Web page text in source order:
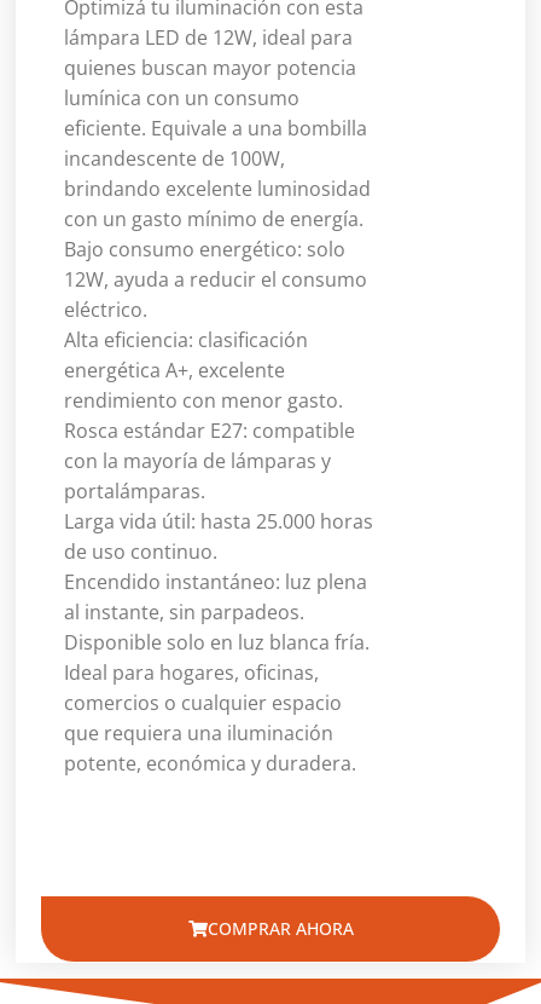
Optimizá tu iluminación con esta
lámpara LED de 12W, ideal para
quienes buscan mayor potencia
lumínica con un consumo
eficiente. Equivale a una bombilla
incandescente de 100W,
brindando excelente luminosidad
con un gasto mínimo de energía.
Bajo consumo energético: solo
12W, ayuda a reducir el consumo
eléctrico.
Alta eficiencia: clasificación
energética A+, excelente
rendimiento con menor gasto.
Rosca estándar E27: compatible
con la mayoría de lámparas y
portalámparas.
Larga vida útil: hasta 25.000 horas
de uso continuo.
Encendido instantáneo: luz plena
al instante, sin parpadeos.
Disponible solo en luz blanca fría.
Ideal para hogares, oficinas,
comercios o cualquier espacio
que requiera una iluminación
potente, económica y duradera.
COMPRAR AHORA